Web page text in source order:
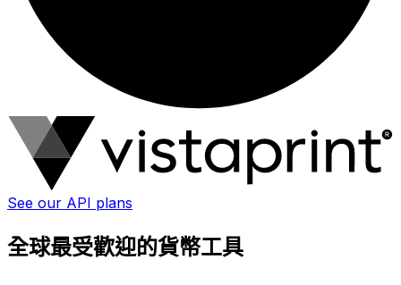
See our API plans
全球最受歡迎的貨幣工具